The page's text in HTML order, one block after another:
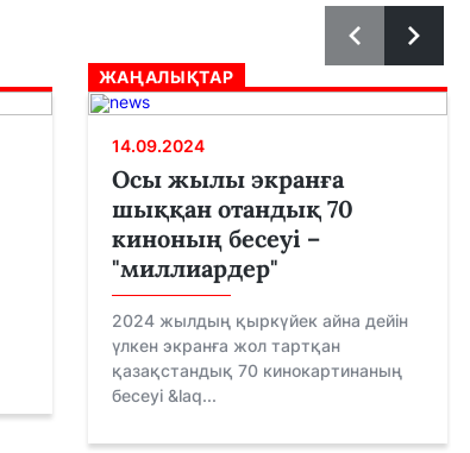
ЖАҢАЛЫҚТАР
14.09.2024
Осы жылы экранға
шыққан отандық 70
киноның бесеуі –
"миллиардер"
2024 жылдың қыркүйек айна дейін
үлкен экранға жол тартқан
қазақстандық 70 кинокартинаның
бесеуі &laq...